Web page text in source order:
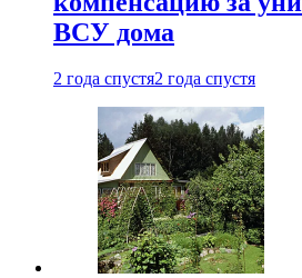
ВСУ дома
2 года спустя2 года спустя